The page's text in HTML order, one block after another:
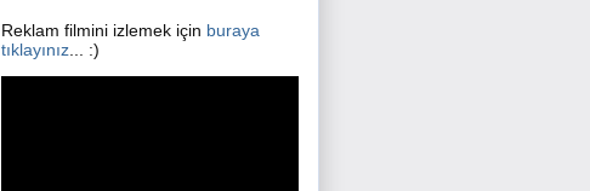
Reklam filmini izlemek için buraya
tıklayınız ... :)